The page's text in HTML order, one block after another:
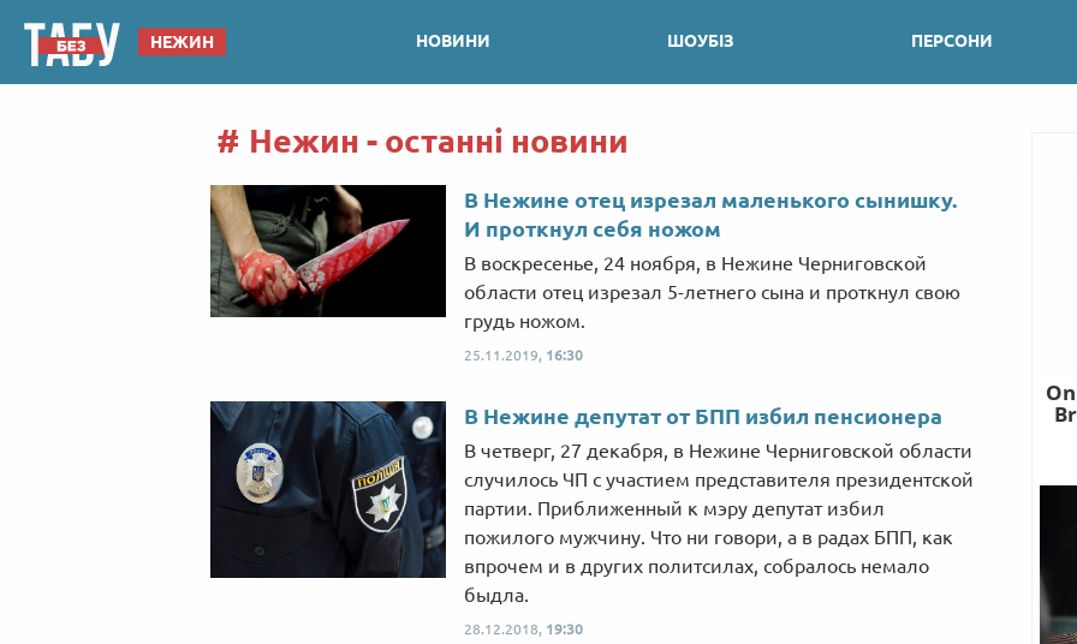
НЕЖИН НОВИНИ ШОУБІЗ ПЕРСОНИ
Нежин - останні новини
В Нежине отец изрезал маленького сынишку.
И проткнул себя ножом
В воскресенье, 24 ноября, в Нежине Черниговской
области отец изрезал 5-летнего сына и проткнул свою
грудь ножом.
25.11.2019, 16:30
В Нежине депутат от БПП избил пенсионера
В четверг, 27 декабря, в Нежине Черниговской области
случилось ЧП с участием представителя президентской
партии. Приближенный к мэру депутат избил
пожилого мужчину. Что ни говори, а в радах БПП, как
впрочем и в других политсилах, собралось немало
быдла.
28.12.2018, 19:30